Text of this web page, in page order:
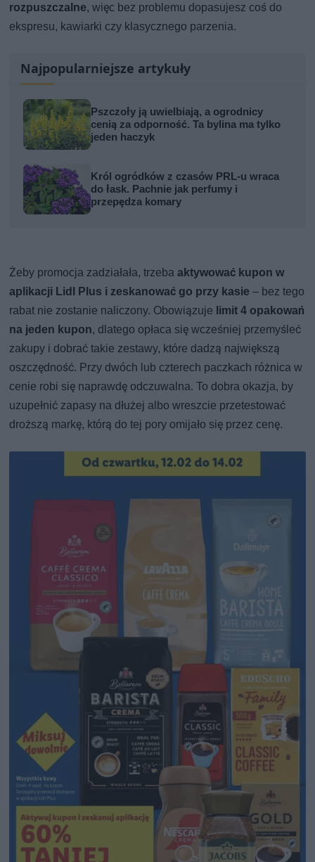
rozpuszczalne, więc bez problemu dopasujesz coś do
ekspresu, kawiarki czy klasycznego parzenia.
Najpopularniejsze artykuły
Pszczoły ją uwielbiają, a ogrodnicy
cenią za odporność. Ta bylina ma tylko
jeden haczyk
Król ogródków z czasów PRL-u wraca
do łask. Pachnie jak perfumy i
przepędza komary
Żeby promocja zadziałała, trzebaaktywować kupon w
aplikacji Lidl Plus i zeskanować go przy kasie – bez tego
rabat nie zostanie naliczony. Obowiązuje limit 4 opakowań
na jeden kupon, dlatego opłaca się wcześniej przemyśleć
zakupy i dobrać takie zestawy, które dadzą największą
oszczędność. Przy dwóch lub czterech paczkach różnica w
cenie robi się naprawdę odczuwalna. To dobra okazja, by
uzupełnić zapasy na dłużej albo wreszcie przetestować
droższą markę, którą do tej pory omijało się przez cenę.